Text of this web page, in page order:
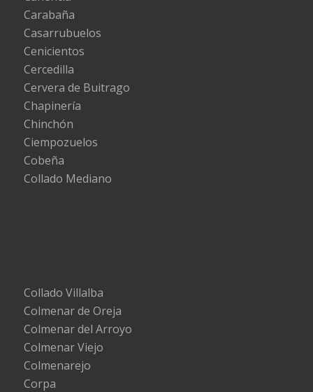
Carabaña
Casarrubuelos
Cenicientos
Cercedilla
Cervera de Buitrago
Chapinería
Chinchón
Ciempozuelos
Cobeña
Collado Mediano
Collado Villalba
Colmenar de Oreja
Colmenar del Arroyo
Colmenar Viejo
Colmenarejo
Corpa